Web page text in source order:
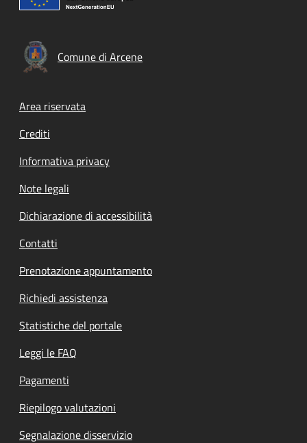
Comune di Arcene
Footer menu
Area riservata
Crediti
Informativa privacy
Note legali
Dichiarazione di accessibilità
Contatti
Prenotazione appuntamento
Richiedi assistenza
Statistiche del portale
Leggi le FAQ
Pagamenti
Riepilogo valutazioni
Segnalazione disservizio